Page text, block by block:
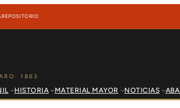
REPOSITORIO
1863
HISTORIA MATERIAL MAYOR NOTICIAS